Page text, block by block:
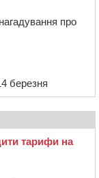
про
березня
тарифи на